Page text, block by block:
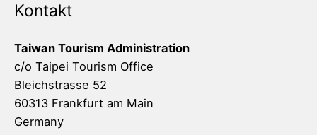
Kontakt
Taiwan Tourism Administration
c/o Taipei Tourism Office
Bleichstrasse 52
60313 Frankfurt am Main
Germany